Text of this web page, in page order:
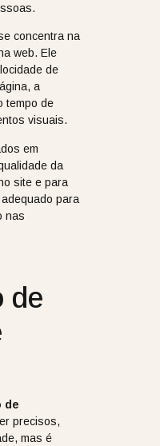
concentra na
web. Ele
de
a
tempo de
visuais.
em
da
site e para
para
nas
de
de
precisos,
mas é